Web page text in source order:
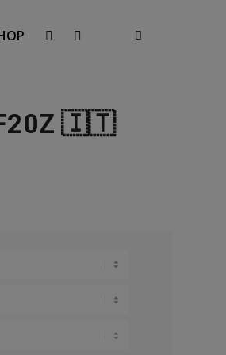
F20Z 🇮🇹